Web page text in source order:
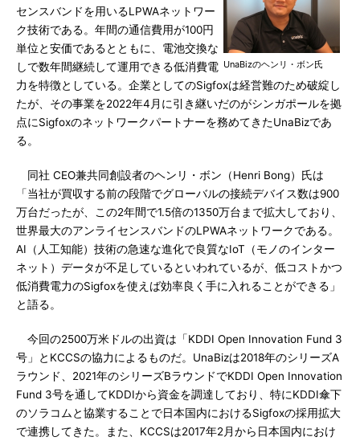
UnaBizのヘンリ・ボン氏
センスバンドを用いるLPWAネットワー
ク技術である。年間の通信費用が100円
単位と安価であるとともに、電池交換な
しで数年間継続して運用できる低消費電
力を特徴としている。企業としてのSigfoxは経営難のため破綻し
たが、その事業を2022年4月に引き継いだのがシンガポールを拠
点にSigfoxのネットワークパートナーを務めてきたUnaBizであ
る。
同社 CEO兼共同創設者のヘンリ・ボン（Henri Bong）氏は
「当社が買収する前の段階でグローバルの接続デバイス数は900
万台だったが、この2年間で1.5倍の1350万台まで拡大しており、
世界最大のアンライセンスバンドのLPWAネットワークである。
AI（人工知能）技術の急速な進化で良質なIoT（モノのインター
ネット）データが不足しているといわれているが、低コストかつ
低消費電力のSigfoxを使えば効率良く手に入れることができる」
と語る。
今回の2500万米ドルの出資は「KDDI Open Innovation Fund 3
号」とKCCSの協力によるものだ。UnaBizは2018年のシリーズA
ラウンド、2021年のシリーズBラウンドでKDDI Open Innovation
Fund 3号を通してKDDIから資金を調達しており、特にKDDI傘下
のソラコムと協業することで日本国内におけるSigfoxの採用拡大
で連携してきた。また、KCCSは2017年2月から日本国内におけ